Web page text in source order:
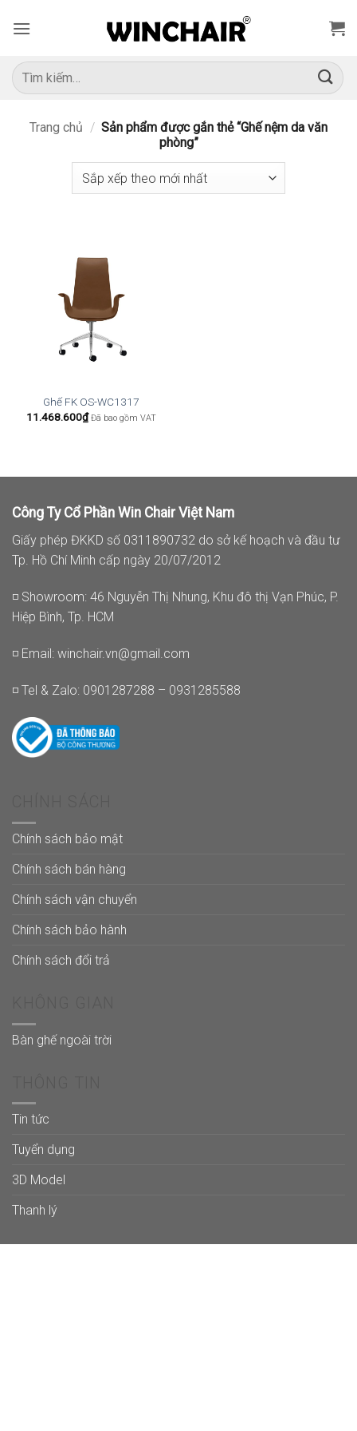
qua
dung
Tìm
kiếm:
Trang chủ / Sản phẩm được gắn thẻ “Ghế nệm da văn
phòng”
Ghế FK OS-WC1317
11.468.600₫ Đã bao gồm VAT
Công Ty Cổ Phần Win Chair Việt Nam
Giấy phép ĐKKD số 0311890732 do sở kế hoạch và đầu tư
Tp. Hồ Chí Minh cấp ngày 20/07/2012
◽ Showroom: 46 Nguyễn Thị Nhung, Khu đô thị Vạn Phúc, P.
Hiệp Bình, Tp. HCM
◽ Email: winchair.vn@gmail.com
◽ Tel & Zalo: 0901287288 – 0931285588
Chính sách bảo mật
Chính sách bán hàng
Chính sách vận chuyển
Chính sách bảo hành
Chính sách đổi trả
Bàn ghế ngoài trời
Tin tức
Tuyển dụng
3D Model
Thanh lý